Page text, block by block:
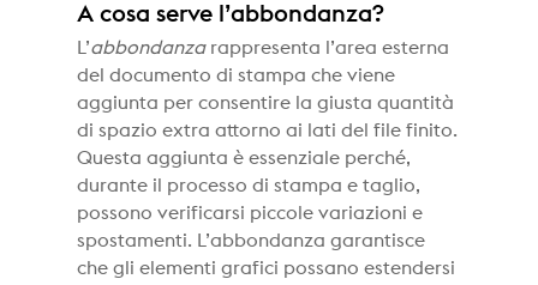
A cosa serve l’abbondanza?
L’abbondanzarappresenta l’area esterna
del documento di stampa che viene
aggiunta per consentire la giusta quantità
di spazio extra attorno ai lati del file finito.
Questa aggiunta è essenziale perché,
durante il processo di stampa e taglio,
possono verificarsi piccole variazioni e
spostamenti. L’abbondanza garantisce
che gli elementi grafici possano estendersi